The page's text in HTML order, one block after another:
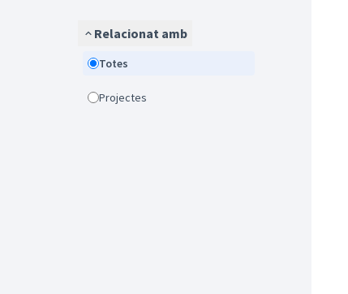
Relacionat amb
Totes
Projectes